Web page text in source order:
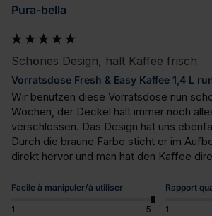
Pura-bella
Schönes Design, hält Kaffee frisch
Vorratsdose Fresh & Easy Kaffee 1,4 L
Wir benutzen diese Vorratsdose nun
Wochen, der Deckel hält immer noch
verschlossen. Das Design hat uns
Durch die braune Farbe sticht er im
direkt hervor und man hat den Kaffee
Facile à manipuler/à utiliser
1 5
Rapport
1